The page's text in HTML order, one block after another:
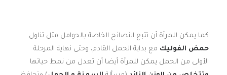
كما يمكن للمرأة أن تتبع النصائح الخاصة بالحوامل مثل تناول
حمض الفوليك مع بداية الحمل القادم، وحتى نهاية المرحلة
الأولى من الحمل يمكن للمرأة أيضا أن تعدل من نمط حياتها